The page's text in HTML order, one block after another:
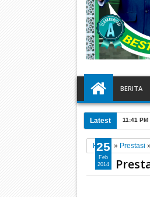
BERITA
Latest 11:41 PM
Home » Prestasi
25
Feb
2014